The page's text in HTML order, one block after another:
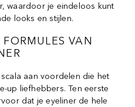
waardoor je eindeloos kunt
looks en stijlen.
VAN
aan voordelen die het
up liefhebbers. Ten eerste
dat je eyeliner de hele